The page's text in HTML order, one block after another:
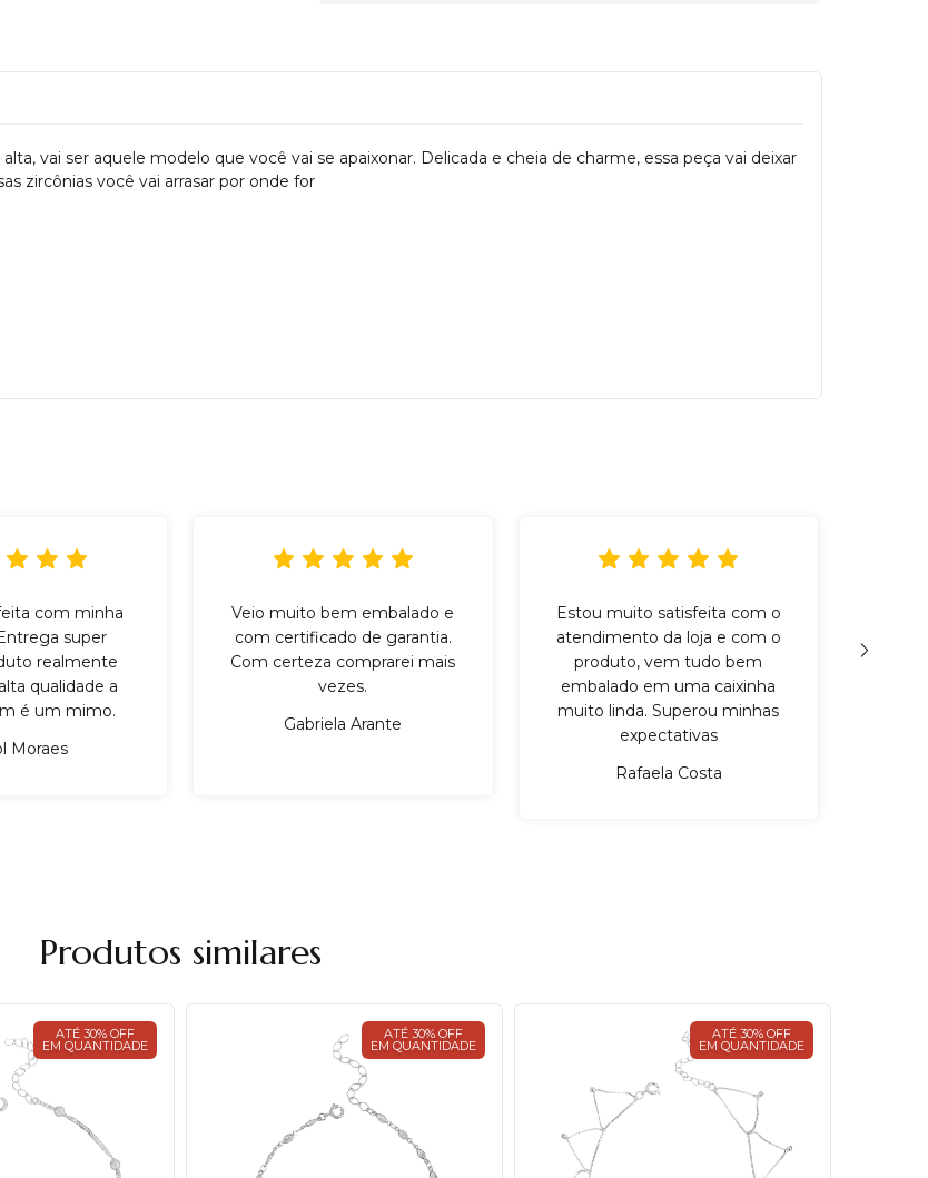
vai ser aquele modelo que você vai se apaixonar. Delicada e cheia de charme, essa peça vai deixar
zircônias você vai arrasar por onde for
com minha
super
realmente
qualidade a
é um mimo.
Moraes
Veio muito bem embalado e
com certificado de garantia.
Com certeza comprarei mais
vezes.
Gabriela Arante
Estou muito satisfeita com o
atendimento da loja e com o
produto, vem tudo bem
embalado em uma caixinha
muito linda. Superou minhas
expectativas
Rafaela Costa
Produtos similares
ATÉ 30% OFF
EM QUANTIDADE
ATÉ 30% OFF
EM QUANTIDADE
ATÉ 30% OFF
EM QUANTIDADE